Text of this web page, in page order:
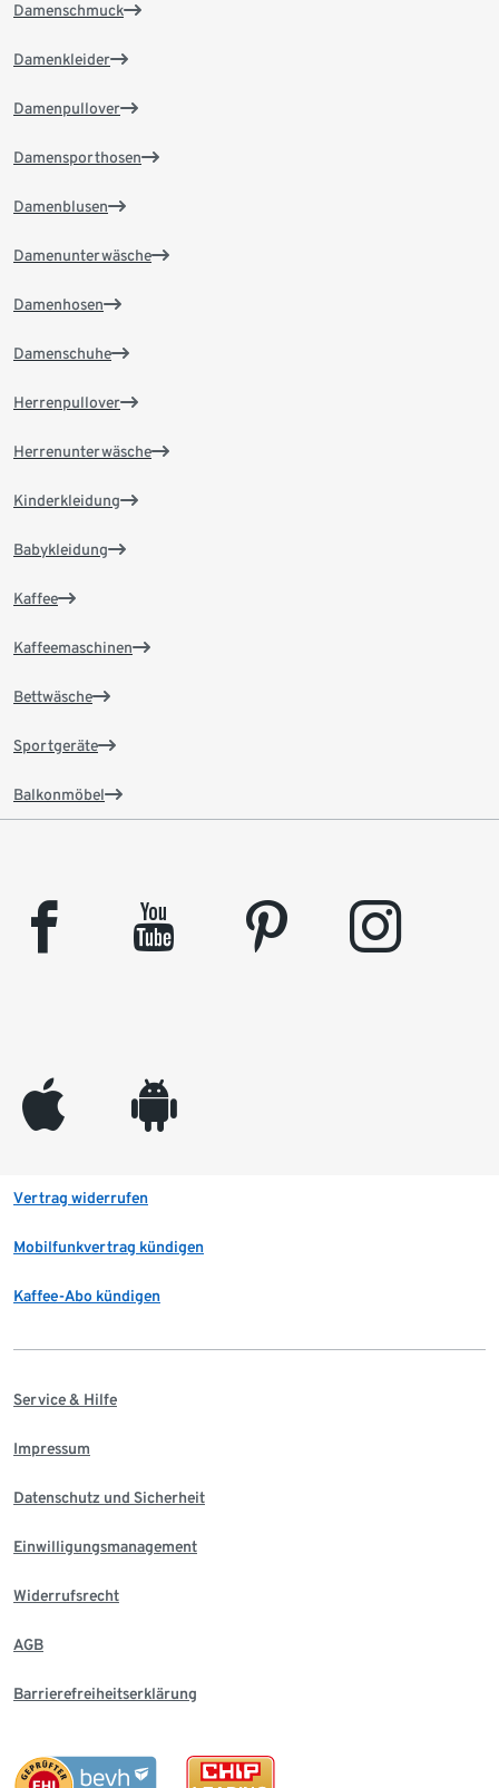
Damenschmuck
Damenkleider
Damenpullover
Damensporthosen
Damenblusen
Damenunterwäsche
Damenhosen
Damenschuhe
Herrenpullover
Herrenunterwäsche
Kinderkleidung
Babykleidung
Kaffee
Kaffeemaschinen
Bettwäsche
Sportgeräte
Balkonmöbel
facebook youtube pinterest instagram
appleinc android
Vertrag widerrufen
Mobilfunkvertrag kündigen
Kaffee-Abo kündigen
Service & Hilfe
Impressum
Datenschutz und Sicherheit
Einwilligungsmanagement
Widerrufsrecht
AGB
Barrierefreiheitserklärung